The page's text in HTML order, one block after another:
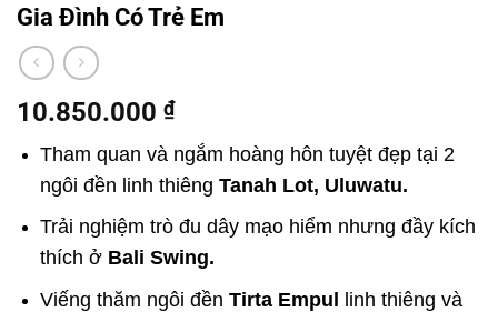
Gia Đình Có Trẻ Em
10.850.000 ₫
Tham quan và ngắm hoàng hôn tuyệt đẹp tại 2
ngôi đền linh thiêng Tanah Lot, Uluwatu.
Trải nghiệm trò đu dây mạo hiểm nhưng đầy kích
thích ởBali Swing.
Viếng thăm ngôi đền Tirta Empul linh thiêng và